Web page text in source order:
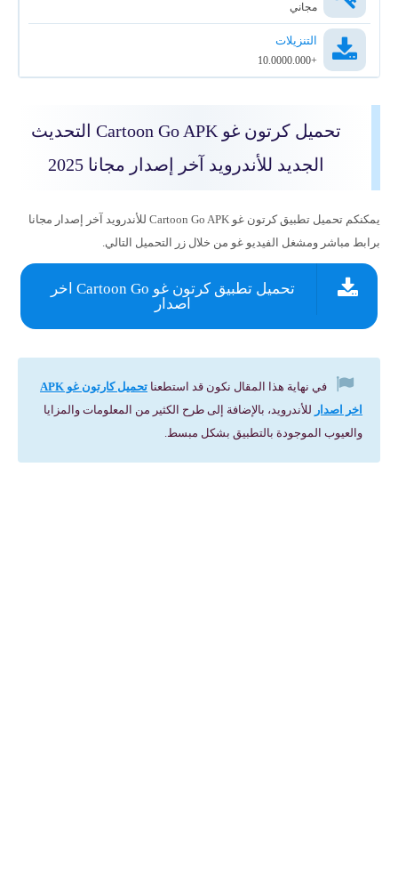
مجاني
التنزيلات
+10.0000.000
تحميل كرتون غو Cartoon Go APK التحديث
الجديد للأندرويد آخر إصدار مجانا 2025
يمكنكم تحميل تطبيق كرتون غو Cartoon Go APK للأندرويد آخر إصدار مجانا
برابط مباشر ومشغل الفيديو غو من خلال زر التحميل التالي.
تحميل تطبيق كرتون غو Cartoon Go اخر
اصدار
في نهاية هذا المقال نكون قد استطعنا
تحميل كارتون غو APK
اخر اصدار للأندرويد، بالإضافة إلى طرح الكثير من المعلومات والمزايا
والعيوب الموجودة بالتطبيق بشكل مبسط.